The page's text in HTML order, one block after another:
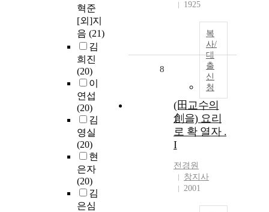
혁준
[외]지
음 (21)
김
희진
(20)
이
연섭
(20)
김
영실
(20)
현
은자
(20)
김
은심
1925
복
사/
대
출
신
청
8
(田교수의
創을) 요리
로 확 열자 .
I
전경원
창지사
2001